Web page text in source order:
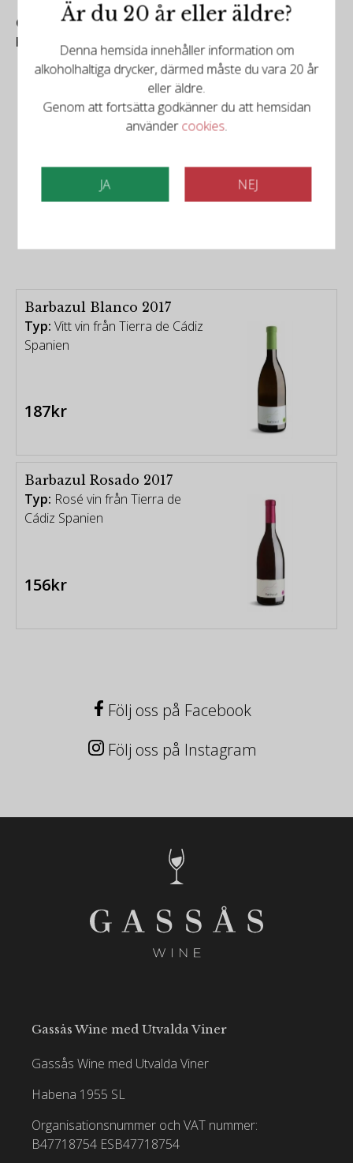
Gassås Wine
Kraftigt grillvin
Det finns mer att upptäcka
Barbazul Blanco 2017
Typ: Vitt vin från Tierra de Cádiz
Spanien
187kr
Barbazul Rosado 2017
Typ: Rosé vin från Tierra de
Cádiz Spanien
156kr
Följ oss på Facebook
Följ oss på Instagram
Gassås Wine med Utvalda Viner
Gassås Wine med Utvalda Viner
Habena 1955 SL
Organisationsnummer och VAT nummer:
B47718754 ESB47718754
Är du 20 år eller äldre?
Denna hemsida innehåller information om
alkoholhaltiga drycker, därmed måste du vara 20 år
eller äldre.
Genom att fortsätta godkänner du att hemsidan
användercookies.
JA NEJ